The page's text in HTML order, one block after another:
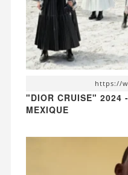
https://
"DIOR CRUISE" 2024
MEXIQUE